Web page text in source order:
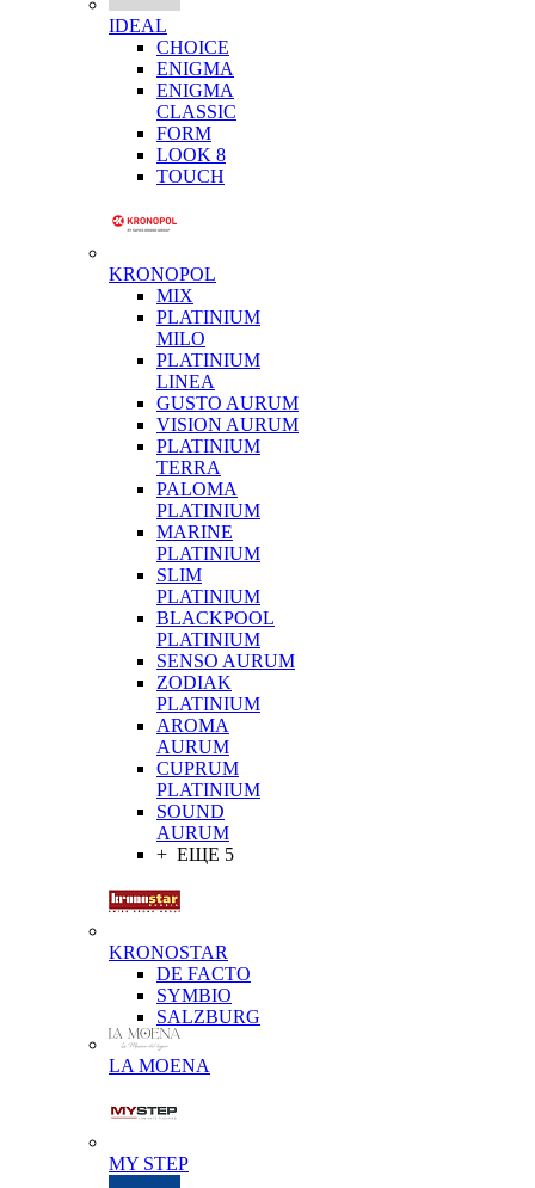
IDEAL
CHOICE
ENIGMA
ENIGMA
CLASSIC
FORM
LOOK 8
TOUCH
KRONOPOL
MIX
PLATINIUM
MILO
PLATINIUM
LINEA
GUSTO AURUM
VISION AURUM
PLATINIUM
TERRA
PALOMA
PLATINIUM
MARINE
PLATINIUM
SLIM
PLATINIUM
BLACKPOOL
PLATINIUM
SENSO AURUM
ZODIAK
PLATINIUM
AROMA
AURUM
CUPRUM
PLATINIUM
SOUND
AURUM
+ ЕЩЕ 5
KRONOSTAR
DE FACTO
SYMBIO
SALZBURG
LA MOENA
MY STEP